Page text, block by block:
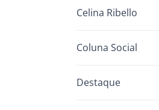
Celina Ribello
Coluna Social
Destaque